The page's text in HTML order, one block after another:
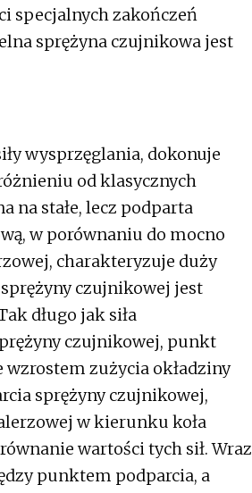
specjalnych zakończeń
sprężyna czujnikowa jest
wysprzęglania, dokonuje
od klasycznych
na stałe, lecz podparta
w porównaniu do mocno
charakteryzuje duży
sprężyny czujnikowej jest
długo jak siła
czujnikowej, punkt
zużycia okładziny
sprężyny czujnikowej,
w kierunku koła
wartości tych sił. Wraz
punktem podparcia, a